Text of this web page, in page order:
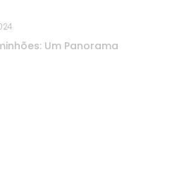
Um Panorama